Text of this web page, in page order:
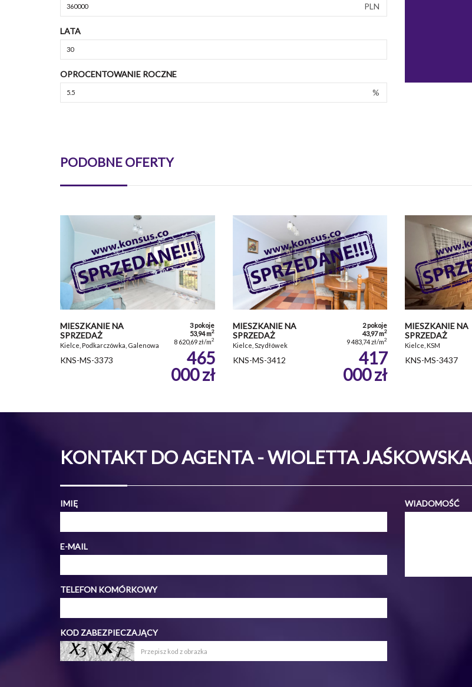
PLN
LATA
OPROCENTOWANIE ROCZNE
%
PODOBNE OFERTY
MIESZKANIE NA
SPRZEDAŻ
Kielce, Podkarczówka, Galenowa
3 pokoje
53,94 m2
8 620,69 zł/m2
KNS-MS-3373
465
000 zł
MIESZKANIE NA
SPRZEDAŻ
Kielce, Szydłówek
2 pokoje
43,97 m2
9 483,74 zł/m2
KNS-MS-3412
417
000 zł
MIESZKANIE NA
SPRZEDAŻ
Kielce, KSM
KNS-MS-3437
KONTAKT DO AGENTA - WIOLETTA JAŚKOWSKA
IMIĘ
E-MAIL
TELEFON KOMÓRKOWY
KOD ZABEZPIECZAJĄCY
WIADOMOŚĆ